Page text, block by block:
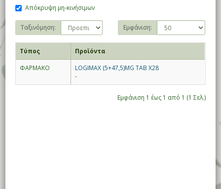
Απόκρυψη μη-κινήσιμων
Ταξινόμηση: Εμφάνιση:
Τύπος
Προϊόντα
ΦΑΡΜΑΚΟ
LOGIMAX (5+47,5)MG TAB X28
-
Εμφάνιση 1 έως 1 από 1 (1 Σελ.)